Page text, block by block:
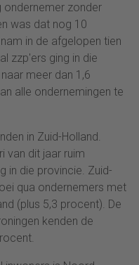
ondernemer zonder
was dat nog 10
in de afgelopen tien
zzp'ers ging in die
meer dan 1,6
alle ondernemingen te
in Zuid-Holland.
van dit jaar ruim
in die provincie. Zuid-
qua ondernemers met
(plus 5,3 procent). De
kenden de